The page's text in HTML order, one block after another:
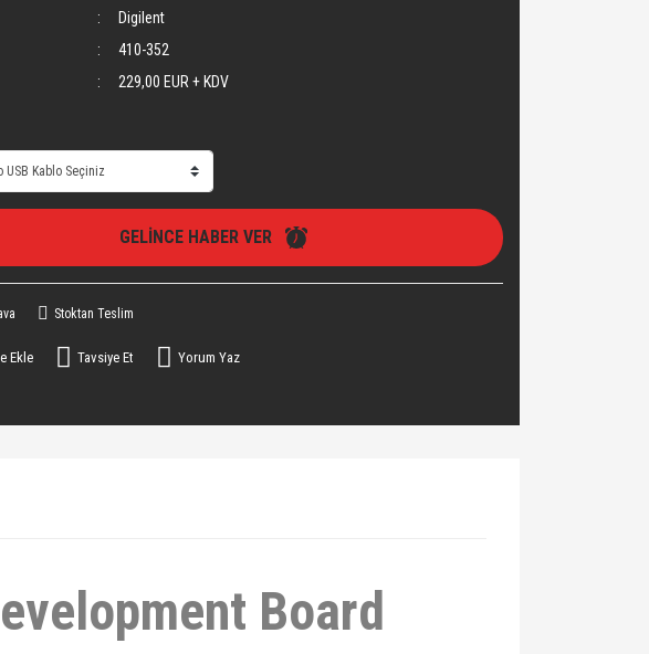
Digilent
410-352
229,00 EUR + KDV
GELİNCE HABER VER
Stoktan Teslim
Tavsiye Et Yorum Yaz
Board